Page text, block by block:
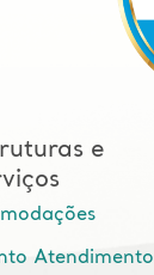
e
Atendimento